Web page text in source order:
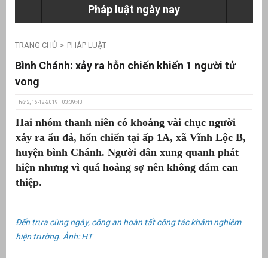
Pháp luật ngày nay
TRANG CHỦ PHÁP LUẬT
Bình Chánh: xảy ra hỗn chiến khiến 1 người tử
vong
Thứ 2, 16-12-2019 | 03:39:43
Hai nhóm thanh niên có khoảng vài chục người
xảy ra ẩu đả, hổn chiến tại ấp 1A, xã Vĩnh Lộc B,
huyện bình Chánh. Người dân xung quanh phát
hiện nhưng vì quá hoảng sợ nên không dám can
thiệp.
Đến trưa cùng ngày, công an hoàn tất công tác khám nghiệm
hiện trường. Ảnh: HT